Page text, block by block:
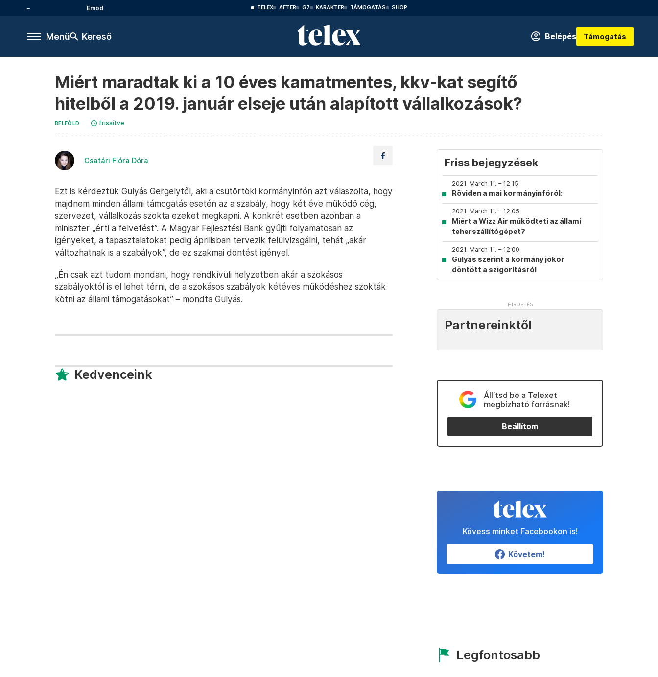
Emőd TELEX AFTER G7 KARAKTER TÁMOGATÁS SHOP
Menü Kereső Belépés Támogatás
Miért maradtak ki a 10 éves kamatmentes, kkv-kat segítő
hitelből a 2019. január elseje után alapított vállalkozások?
BELFÖLD frissítve
Csatári Flóra Dóra
Ezt is kérdeztük Gulyás Gergelytől, aki a csütörtöki kormányinfón azt válaszolta, hogy
majdnem minden állami támogatás esetén az a szabály, hogy két éve működő cég,
szervezet, vállalkozás szokta ezeket megkapni. A konkrét esetben azonban a
miniszter „érti a felvetést”. A Magyar Fejlesztési Bank gyűjti folyamatosan az
igényeket, a tapasztalatokat pedig áprilisban tervezik felülvizsgálni, tehát „akár
változhatnak is a szabályok”, de ez szakmai döntést igényel.
„Én csak azt tudom mondani, hogy rendkívüli helyzetben akár a szokásos
szabályoktól is el lehet térni, de a szokásos szabályok kétéves működéshez szokták
kötni az állami támogatásokat” – mondta Gulyás.
Kedvenceink
Friss bejegyzések
2021. March 11. – 12:15
Röviden a mai kormányinfóról:
2021. March 11. – 12:05
Miért a Wizz Air működteti az állami
teherszállítógépet?
2021. March 11. – 12:00
Gulyás szerint a kormány jókor
döntött a szigorításról
Partnereinktől
Állítsd be a Telexet
megbízható forrásnak!
Beállítom
Kövess minket Facebookon is!
Követem!
Legfontosabb